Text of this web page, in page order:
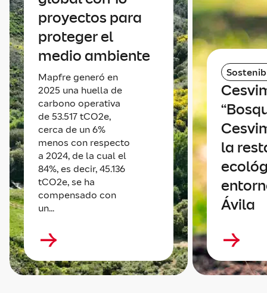
proyectos para
proteger el
medio ambiente
Mapfre generó en
2025 una huella de
carbono operativa
de 53.517 tCO2e,
cerca de un 6%
menos con respecto
a 2024, de la cual el
84%, es decir, 45.136
tCO2e, se ha
compensado con
un...
la
Ávila